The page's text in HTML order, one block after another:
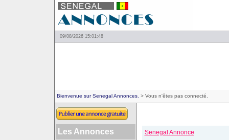
09/08/2026 15:01:48
Bienvenue sur Senegal Annonces. > Vous n'êtes pas connecté.
Les Annonces Senegal Annonce